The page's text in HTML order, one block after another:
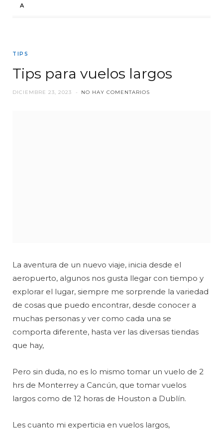
A
TIPS
Tips para vuelos largos
DICIEMBRE 23, 2023 NO HAY COMENTARIOS
La aventura de un nuevo viaje, inicia desde el
aeropuerto, algunos nos gusta llegar con tiempo y
explorar el lugar, siempre me sorprende la variedad
de cosas que puedo encontrar, desde conocer a
muchas personas y ver como cada una se
comporta diferente, hasta ver las diversas tiendas
que hay,
Pero sin duda, no es lo mismo tomar un vuelo de 2
hrs de Monterrey a Cancún, que tomar vuelos
largos como de 12 horas de Houston a Dublín.
Les cuanto mi experticia en vuelos largos,